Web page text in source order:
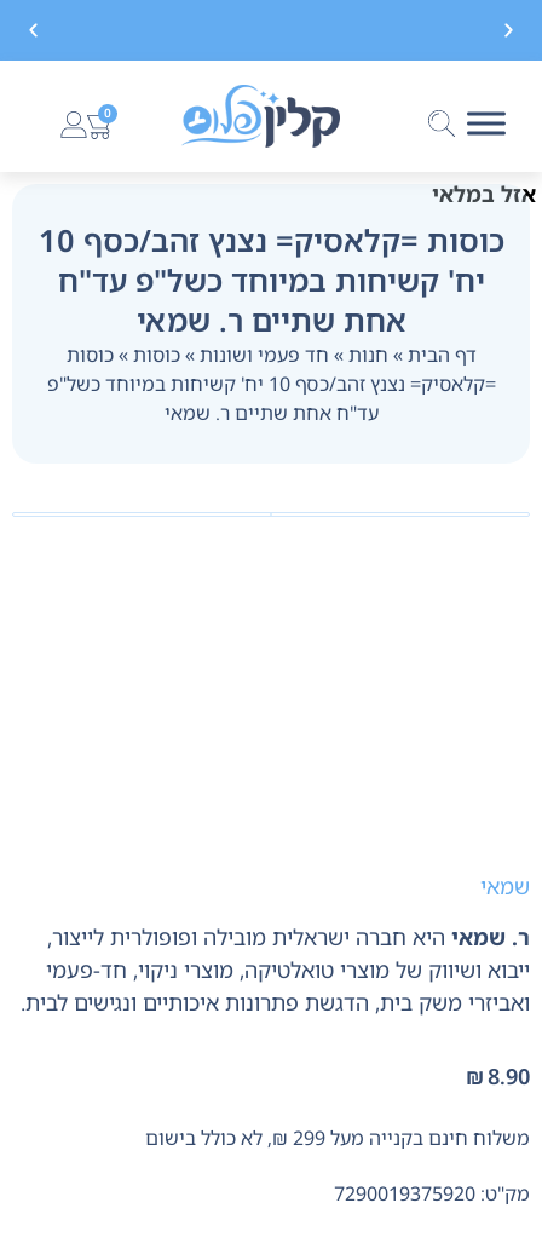
משלוח חינם בקנייה מעל 299 ₪, לא כולל בישום 0
אזל במלאי
כוסות =קלאסיק= נצנץ זהב/כסף 10
יח' קשיחות במיוחד כשל"פ עד"ח
אחת שתיים ר. שמאי
דף הבית» חנות» חד פעמי ושונות»כוסות»כוסות
=קלאסיק= נצנץ זהב/כסף 10 יח' קשיחות במיוחד כשל"פ
עד"ח אחת שתיים ר. שמאי
שמאי
ר. שמאי היא חברה ישראלית מובילה ופופולרית לייצור,
ייבוא ושיווק של מוצרי טואלטיקה, מוצרי ניקוי, חד-פעמי
ואביזרי משק בית, הדגשת פתרונות איכותיים ונגישים לבית.
₪8.90
משלוח חינם בקנייה מעל 299 ₪, לא כולל בישום
מק"ט: 7290019375920